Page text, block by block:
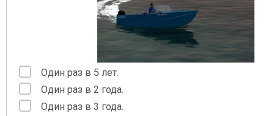
Один раз в 5 лет.
Один раз в 2 года.
Один раз в 3 года.